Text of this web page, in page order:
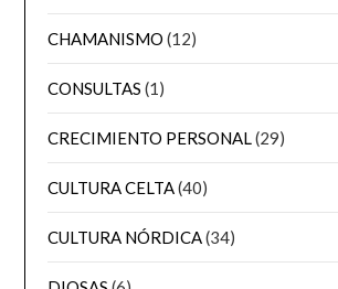
CHAMANISMO (12)
CONSULTAS (1)
CRECIMIENTO PERSONAL(29)
CULTURA CELTA(40)
CULTURA NÓRDICA(34)